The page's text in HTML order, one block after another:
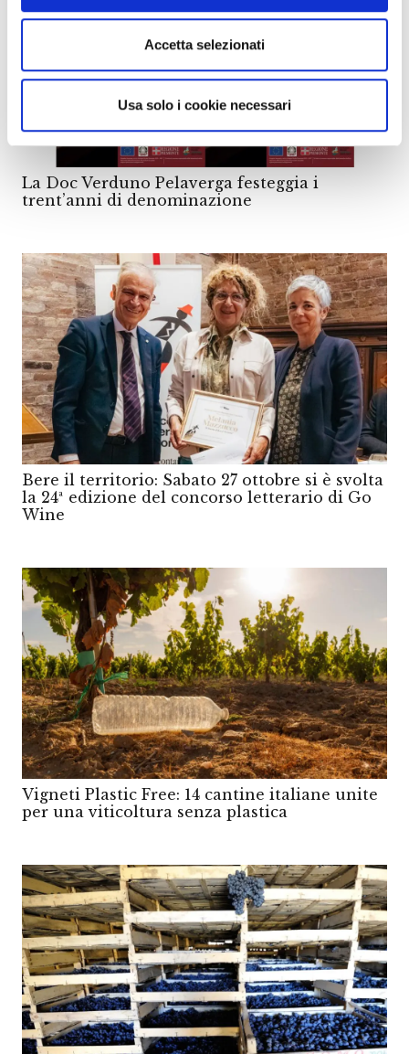
Accetta selezionati
Usa solo i cookie necessari
La Doc Verduno Pelaverga festeggia i
trent’anni di denominazione
Bere il territorio: Sabato 27 ottobre si è svolta
la 24ª edizione del concorso letterario di Go
Wine
Vigneti Plastic Free: 14 cantine italiane unite
per una viticoltura senza plastica